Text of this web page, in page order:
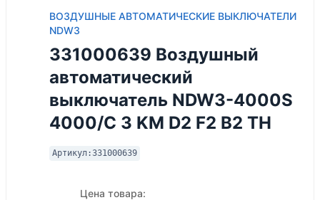
ВОЗДУШНЫЕ АВТОМАТИЧЕСКИЕ ВЫКЛЮЧАТЕЛИ
NDW3
331000639 Воздушный
автоматический
выключатель NDW3-4000S
4000/С 3 KM D2 F2 B2 TH
Артикул:331000639
Цена товара: